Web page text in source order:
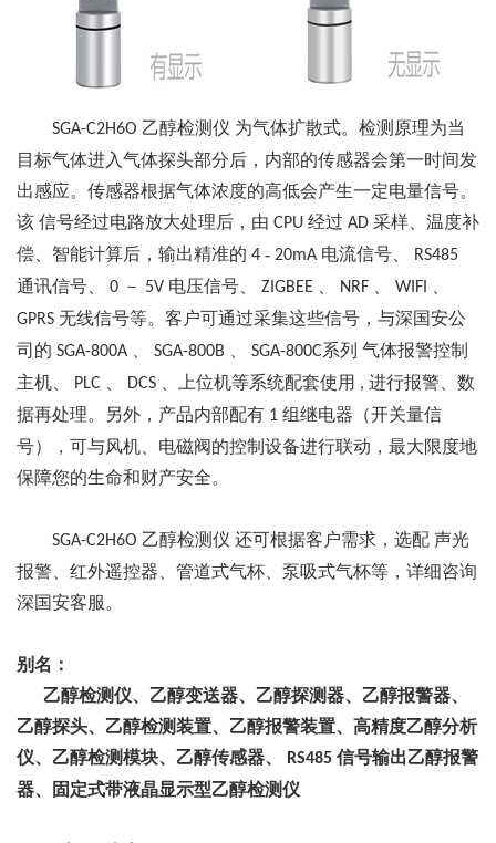
SGA-C2H6O 乙醇检测仪 为气体扩散式。检测原理为当
目标气体进入气体探头部分后，内部的传感器会第一时间发
出感应。传感器根据气体浓度的高低会产生一定电量信号。
该 信号经过电路放大处理后，由 CPU 经过 AD 采样、温度补
偿、智能计算后，输出精准的 4 - 20mA 电流信号、 RS485
通讯信号、 0 － 5V 电压信号、 ZIGBEE NRF WIFI
GPRS 无线信号等。客户可通过采集这些信号，与深国安公
司的 SGA-800A SGA-800B SGA-800C系列 气体报警控制
主机、
PLC DCS 、上位机等系统配套使用 , 进行报警、数
据再处理。另外，产品内部配有 1 组继电器（开关量信
号），可与风机、电磁阀的控制设备进行联动，最大限度地
保障您的生命和财产安全。
SGA-C2H6O 乙醇检测仪 还可根据客户需求，选配 声光
报警、红外遥控器、管道式气杯、泵吸式气杯等，详细咨询
深国安客服。
别名：
乙醇检测仪、乙醇变送器、乙醇探测器、乙醇报警器、
乙醇探头、乙醇检测装置、乙醇报警装置、高精度乙醇分析
仪、乙醇检测模块、乙醇传感器、
RS485 信号输出乙醇报警
器、固定式带液晶显示型乙醇检测仪